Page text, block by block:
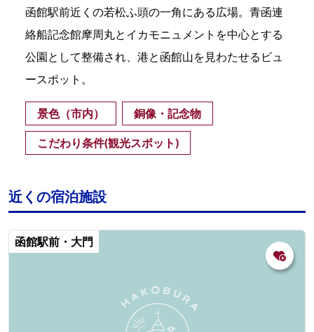
函館駅前近くの若松ふ頭の一角にある広場。青函連
絡船記念館摩周丸とイカモニュメントを中心とする
公園として整備され、港と函館山を見わたせるビュ
ースポット。
景色（市内）
銅像・記念物
こだわり条件(観光スポット)
近くの宿泊施設
函館駅前・大門